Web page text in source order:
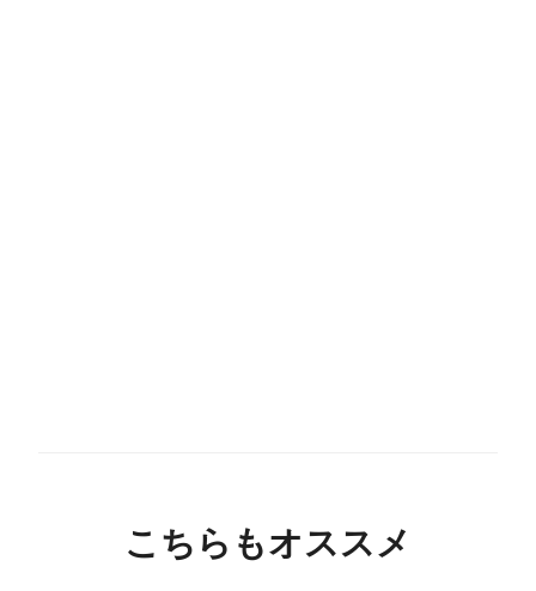
こちらもオススメ